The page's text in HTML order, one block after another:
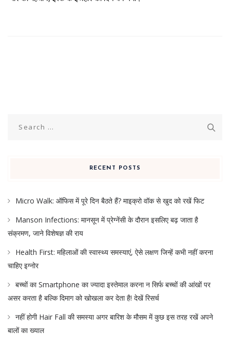
RECENT POSTS
Micro Walk: ऑफिस में पूरे दिन बैठते हैं? माइक्रो वॉक से खुद को रखें फिट
Manson Infections: मानसून में प्रेग्नेंसी के दौरान इसलिए बढ़ जाता है
संक्रमण, जाने विशेषज्ञ की राय
Health First: महिलाओं की स्वास्थ्य समस्याएं, ऐसे लक्षण जिन्हें कभी नहीं करना
चाहिए इग्नोर
बच्चों का Smartphone का ज्यादा इस्तेमाल करना न सिर्फ बच्चों की आंखों पर
असर करता है बल्कि दिमाग को खोखला कर देता है! देखें रिसर्च
नहीं होगी Hair Fall की समस्या अगर बारिश के मौसम में कुछ इस तरह रखें अपने
बालों का ख्याल